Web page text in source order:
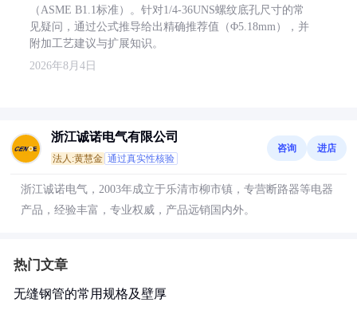
（ASME B1.1标准）。针对1/4-36UNS螺纹底孔尺寸的常
见疑问，通过公式推导给出精确推荐值（Φ5.18mm），并
附加工艺建议与扩展知识。
2026年8月4日
浙江诚诺电气有限公司
法人:黄慧金 通过真实性核验
咨询 进店
浙江诚诺电气，2003年成立于乐清市柳市镇，专营断路器等电器
产品，经验丰富，专业权威，产品远销国内外。
热门文章
无缝钢管的常用规格及壁厚